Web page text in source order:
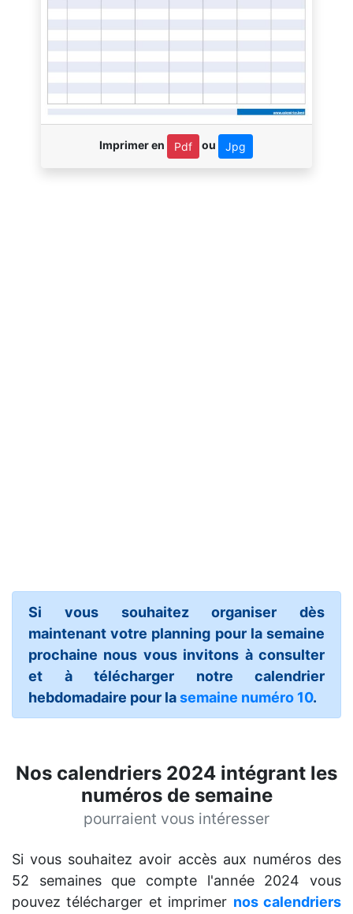
Imprimer en Pdf ou Jpg
Si vous souhaitez organiser dès
maintenant votre planning pour la semaine
prochaine nous vous invitons à consulter
et à télécharger notre calendrier
hebdomadaire pour lasemaine numéro 10.
Nos calendriers 2024 intégrant les
numéros de semaine
pourraient vous intéresser
Si vous souhaitez avoir accès aux numéros des
52 semaines que compte l'année 2024 vous
pouvez télécharger et imprimer nos calendriers